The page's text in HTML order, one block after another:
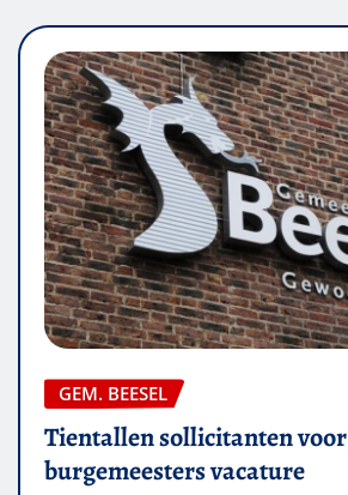
GEM. BEESEL
Tientallen sollicitanten voor
burgemeesters vacature